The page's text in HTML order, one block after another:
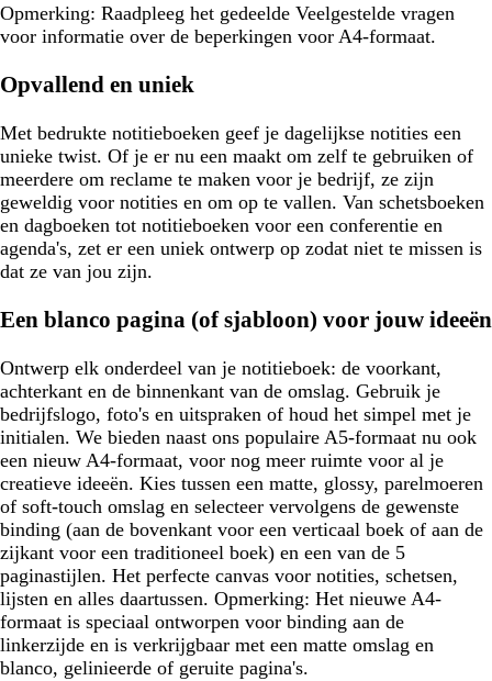
Opmerking: Raadpleeg het gedeelde Veelgestelde vragen
voor informatie over de beperkingen voor A4-formaat.
Opvallend en uniek
Met bedrukte notitieboeken geef je dagelijkse notities een
unieke twist. Of je er nu een maakt om zelf te gebruiken of
meerdere om reclame te maken voor je bedrijf, ze zijn
geweldig voor notities en om op te vallen. Van schetsboeken
en dagboeken tot notitieboeken voor een conferentie en
agenda's, zet er een uniek ontwerp op zodat niet te missen is
dat ze van jou zijn.
Een blanco pagina (of sjabloon) voor jouw ideeën
Ontwerp elk onderdeel van je notitieboek: de voorkant,
achterkant en de binnenkant van de omslag. Gebruik je
bedrijfslogo, foto's en uitspraken of houd het simpel met je
initialen. We bieden naast ons populaire A5-formaat nu ook
een nieuw A4-formaat, voor nog meer ruimte voor al je
creatieve ideeën. Kies tussen een matte, glossy, parelmoeren
of soft-touch omslag en selecteer vervolgens de gewenste
binding (aan de bovenkant voor een verticaal boek of aan de
zijkant voor een traditioneel boek) en een van de 5
paginastijlen. Het perfecte canvas voor notities, schetsen,
lijsten en alles daartussen. Opmerking: Het nieuwe A4-
formaat is speciaal ontworpen voor binding aan de
linkerzijde en is verkrijgbaar met een matte omslag en
blanco, gelinieerde of geruite pagina's.